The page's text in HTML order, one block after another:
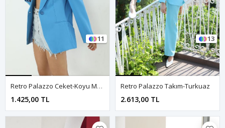
11
Retro Palazzo Ceket-Koyu Mavi
1.425,00 TL
13
Retro Palazzo Takım-Turkuaz
2.613,00 TL